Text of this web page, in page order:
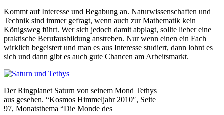
Kommt auf Interesse und Begabung an. Naturwissenschaften und
Technik sind immer gefragt, wenn auch zur Mathematik kein
Königsweg führt. Wer sich jedoch damit abplagt, sollte lieber eine
praktische Berufausbildung anstreben. Nur wenn einen ein Fach
wirklich begeistert und man es aus Interesse studiert, dann lohnt es
sich und dann gibt es auch gute Chancen am Arbeitsmarkt.
Der Ringplanet Saturn von seinem Mond Tethys
aus gesehen. “Kosmos Himmeljahr 2010″, Seite
97, Monatsthema “Die Monde des